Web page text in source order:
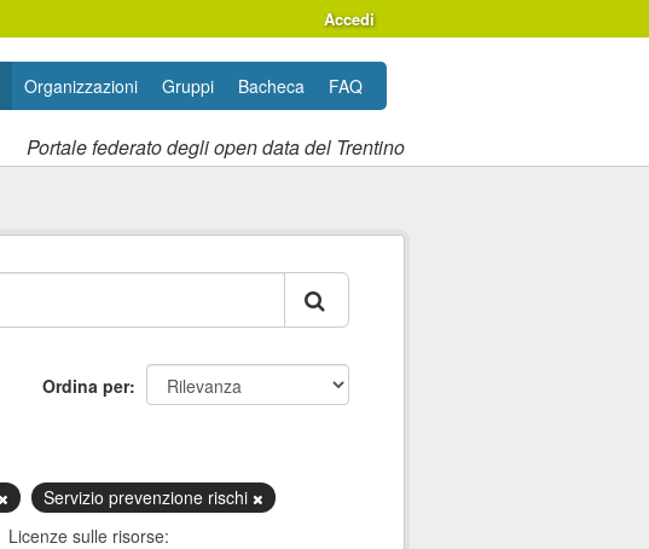
Accedi
Portale federato degli open data del Trentino
Organizzazioni Gruppi Bacheca FAQ
Ordina per
Servizio prevenzione rischi
Licenze sulle risorse: